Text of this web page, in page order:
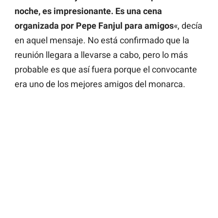
noche, es impresionante. Es una cena
organizada por Pepe Fanjul para amigos«, decía
en aquel mensaje. No está confirmado que la
reunión llegara a llevarse a cabo, pero lo más
probable es que así fuera porque el convocante
era uno de los mejores amigos del monarca.